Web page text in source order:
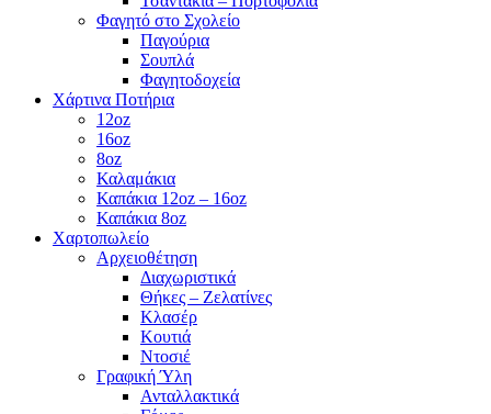
Φαγητό στο Σχολείο
Παγούρια
Σουπλά
Φαγητοδοχεία
Χάρτινα Ποτήρια
12oz
16oz
8oz
Καλαμάκια
Καπάκια 12oz – 16oz
Καπάκια 8oz
Χαρτοπωλείο
Αρχειοθέτηση
Διαχωριστικά
Θήκες – Ζελατίνες
Κλασέρ
Κουτιά
Ντοσιέ
Γραφική Ύλη
Ανταλλακτικά